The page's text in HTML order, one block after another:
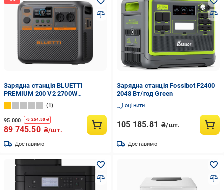
Зарядна станція BLUETTI
PREMIUM 200 V2 2700W
(PREMIUM 200 V2)
1
95 000 -5 254.50 ₴
89 745.50 ₴/шт.
Доставимо
Зарядна станція Fossibot F2400
2048 Вт/год Green
оцінити
105 185.81 ₴/шт.
Доставимо